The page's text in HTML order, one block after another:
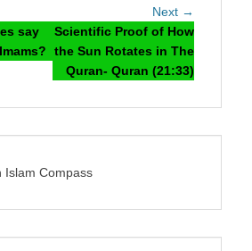
say
Next →
post:
Scientific Proof of How
the Sun Rotates in The
Quran- Quran (21:33)
Islam Compass